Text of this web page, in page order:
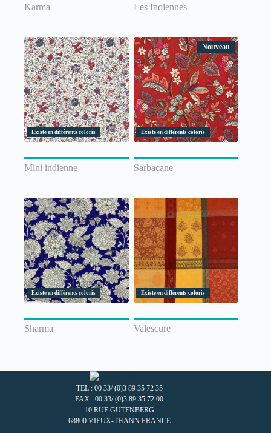
Karma Les Indiennes
Existe en différents coloris
Mini indienne
Nouveau
Existe en différents coloris
Sarbacane
Existe en différents coloris
Sharma
Existe en différents coloris
Valescure
TEL : 00 33/ (0)3 89 35 72 35
FAX : 00 33/ (0)3 89 35 72 00
10 RUE GUTENBERG
68800 VIEUX-THANN FRANCE